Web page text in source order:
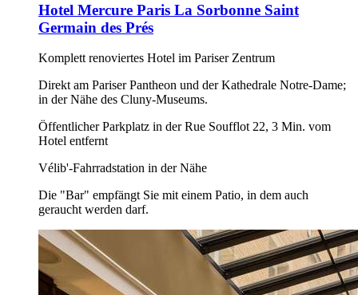
Hotel Mercure Paris La Sorbonne Saint
Germain des Prés
Komplett renoviertes Hotel im Pariser Zentrum
Direkt am Pariser Pantheon und der Kathedrale Notre-Dame;
in der Nähe des Cluny-Museums.
Öffentlicher Parkplatz in der Rue Soufflot 22, 3 Min. vom
Hotel entfernt
Vélib'-Fahrradstation in der Nähe
Die "Bar" empfängt Sie mit einem Patio, in dem auch
geraucht werden darf.